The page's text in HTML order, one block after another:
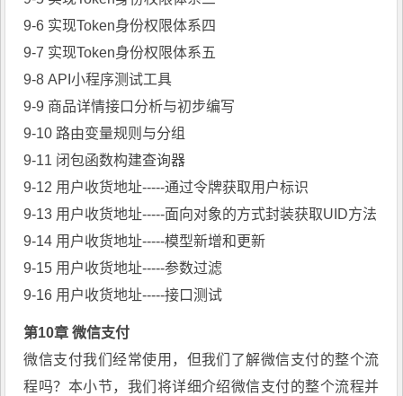
9-6 实现Token身份权限体系四
9-7 实现Token身份权限体系五
9-8 API小程序测试工具
9-9 商品详情接口分析与初步编写
9-10 路由变量规则与分组
9-11 闭包函数构建查询器
9-12 用户收货地址-----通过令牌获取用户标识
9-13 用户收货地址-----面向对象的方式封装获取UID方法
9-14 用户收货地址-----模型新增和更新
9-15 用户收货地址-----参数过滤
9-16 用户收货地址-----接口测试
第10章微信支付
微信支付我们经常使用，但我们了解微信支付的整个流
程吗？本小节，我们将详细介绍微信支付的整个流程并